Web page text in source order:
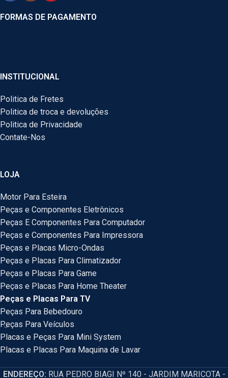
FORMAS DE PAGAMENTO
INSTITUCIONAL
Politica de Fretes
Politica de troca e devoluções
Politica de Privacidade
Contate-Nos
LOJA
Motor Para Esteira
Peças e Componentes Eletrônicos
Peças E Componentes Para Computador
Peças e Componentes Para Impressora
Peças e Placas Micro-Ondas
Peças e Placas Para Climatizador
Peças e Placas Para Game
Peças e Placas Para Home Theater
Peças e Placas Para TV
Peças Para Bebedouro
Peças Para Veículos
Placas e Peças Para Mini System
Placas e Placas Para Maquina de Lavar
ENDEREÇO: RUA PEDRO BIAGI Nº 140 - JARDIM MARICOTA -